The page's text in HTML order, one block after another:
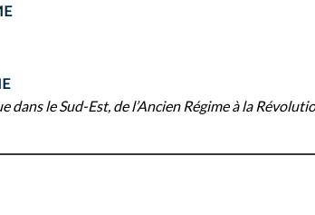
le Sud-Est, de l’Ancien Régime à la